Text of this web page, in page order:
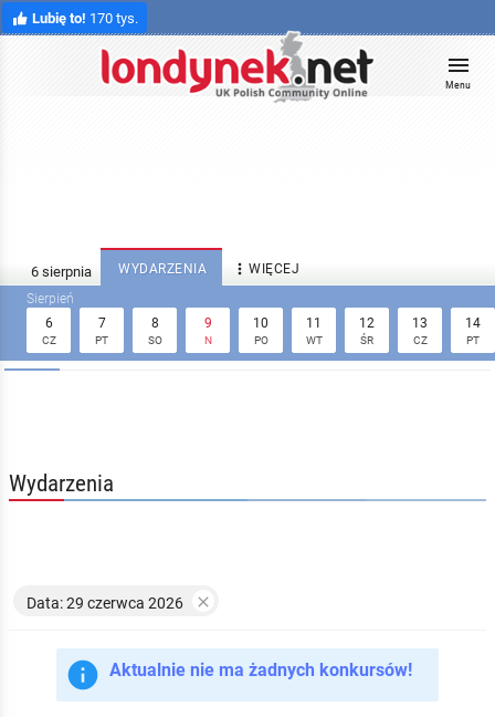
Lubię to! 170 tys.
Menu
WYDARZENIA  WIĘCEJ
6
CZ
7
PT
8
SO
9
N
10
PO
11
WT
12
ŚR
13
CZ
14
PT
Wydarzenia
Data: 29 czerwca 2026 
 Aktualnie nie ma żadnych konkursów!